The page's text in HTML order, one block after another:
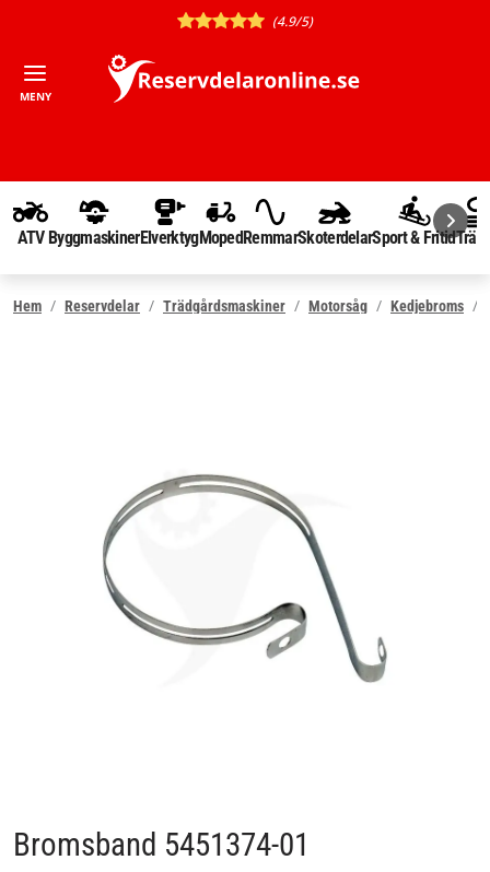
(4.9/5)
MENY
ATV ByggmaskinerElverktygMopedRemmarSkoterdelarSport & Fritid
Hem Reservdelar Trädgårdsmaskiner Motorsåg Kedjebroms
Bromsband 5451374-01